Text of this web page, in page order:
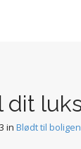
dit
in Blødt til boligen